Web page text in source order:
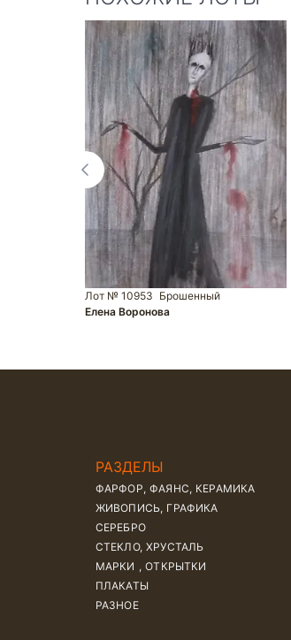
Лот № 10953 Брошенный
Елена Воронова
РАЗДЕЛЫ
ФАРФОР, ФАЯНС, КЕРАМИКА
ЖИВОПИСЬ, ГРАФИКА
СЕРЕБРО
СТЕКЛО, ХРУСТАЛЬ
МАРКИ , ОТКРЫТКИ
ПЛАКАТЫ
РАЗНОЕ